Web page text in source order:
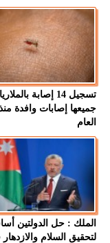
تسجيل 14 إصابة بالملاريا
جميعها إصابات وافدة منذ
العام
الملك : حل الدولتين
لتحقيق السلام